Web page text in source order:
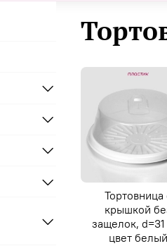
Тортовница
крышкой
защелок,
цвет белый